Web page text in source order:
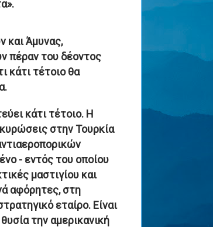
και Άμυνας,
πέραν του δέοντος
κάτι τέτοιο θα
κάτι τέτοιο. Η
στην Τουρκία
- εντός του οποίου
μαστιγίου και
αφόρητες, στη
εταίρο. Είναι
την αμερικανική